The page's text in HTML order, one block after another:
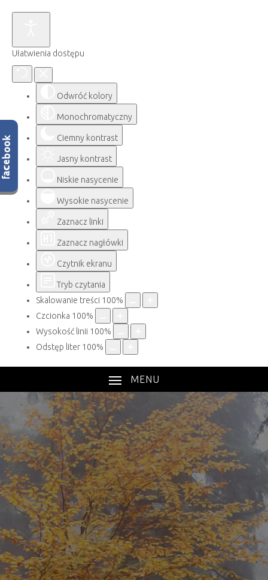
Ułatwienia dostępu
Odwróć kolory
Monochromatyczny
Ciemny kontrast
Jasny kontrast
Niskie nasycenie
Wysokie nasycenie
Zaznacz linki
Zaznacz nagłówki
Czytnik ekranu
Tryb czytania
Skalowanie treści 100%
Czcionka 100%
Wysokość linii 100%
Odstęp liter 100%
MENU